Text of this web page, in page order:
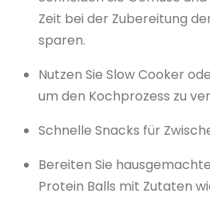
Zeit bei der Zubereitung
sparen.
Nutzen Sie Slow Cooker
um den Kochprozess zu
Schnelle Snacks für
Bereiten Sie
Protein Balls mit Zutaten